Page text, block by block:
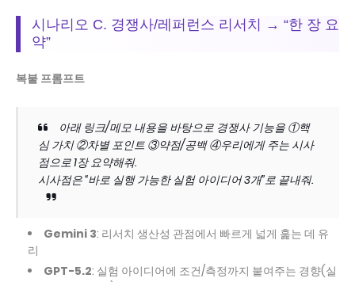
시나리오 C. 경쟁사/레퍼런스 리서치 → “한 장 요
약”
복붙 프롬프트
아래 링크/메모 내용을 바탕으로 경쟁사 기능을 ①핵
심 가치 ②차별 포인트 ③약점/공백 ④우리에게 주는 시사
점으로 1장 요약해줘.
시사점은 “바로 실행 가능한 실험 아이디어 3개”로 끝내줘.
Gemini 3: 리서치 생산성 관점에서 빠르게 넓게 훑는 데 유
리
GPT-5.2: 실험 아이디어에 조건/측정까지 붙여주는 경향(실